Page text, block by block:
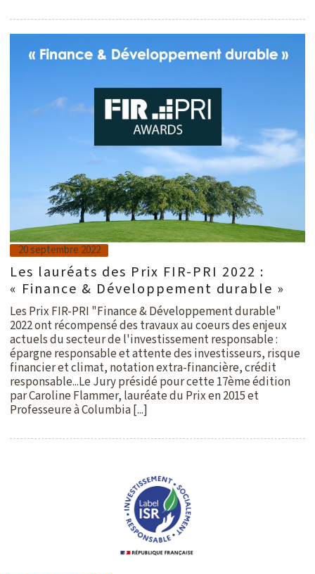
20 septembre 2022
Les lauréats des Prix FIR-PRI 2022 :
« Finance & Développement durable »
Les Prix FIR-PRI "Finance & Développement durable"
2022 ont récompensé des travaux au coeurs des enjeux
actuels du secteur de l'investissement responsable :
épargne responsable et attente des investisseurs, risque
financier et climat, notation extra-financière, crédit
responsable...Le Jury présidé pour cette 17ème édition
par Caroline Flammer, lauréate du Prix en 2015 et
Professeure à Columbia [...]